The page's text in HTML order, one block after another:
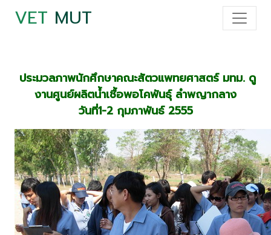
VET MUT
ประมวลภาพนักศึกษาคณะสัตวแพทยศาสตร์ มทม. ดู
งานศูนย์ผลิตน้ำเชื้อพอโคพันธุ์ ลำพญากลาง
วันที่1-2 กุมภาพันธ์ 2555